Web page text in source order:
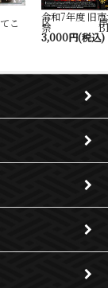
令和7年度 旧
区 岸
祭
3,000円(税込)